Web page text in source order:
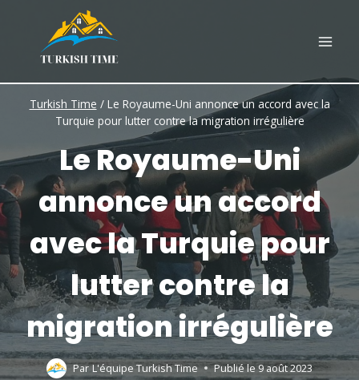
content
Turkish Time / Le Royaume-Uni annonce un accord avec la
Turquie pour lutter contre la migration irrégulière
Le Royaume-Uni
annonce un accord
avec la Turquie pour
lutter contre la
migration irrégulière
ParL'équipe Turkish Time Publié le9 août 2023